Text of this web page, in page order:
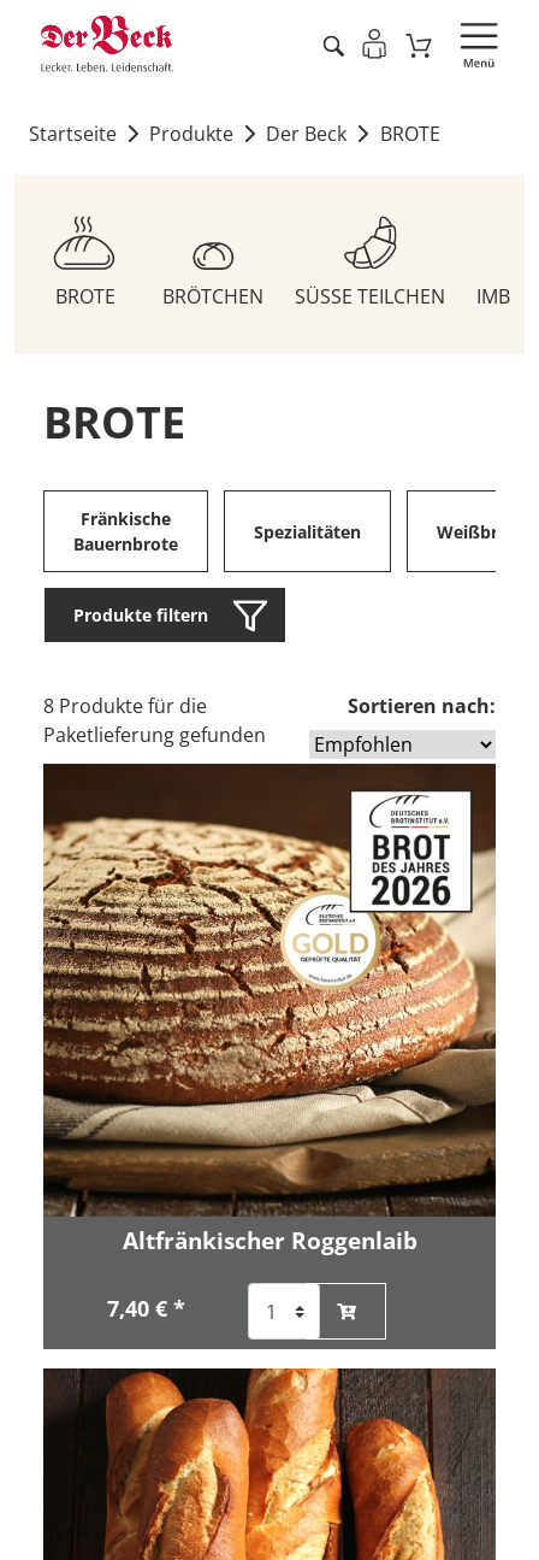
Startseite Produkte Der Beck BROTE
BROTE BRÖTCHEN SÜSSE TEILCHEN
BROTE
Fränkische
Bauernbrote
Spezialitäten Weißbrote
Produkte filtern
8 Produkte für die
Paketlieferung gefunden
Sortieren nach:
Altfränkischer Roggenlaib
7,40 € *